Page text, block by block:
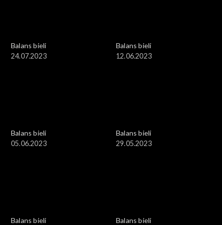
Balans bieli
24.07.2023
Balans bieli
12.06.2023
Balans bieli
05.06.2023
Balans bieli
29.05.2023
Balans bieli
Balans bieli